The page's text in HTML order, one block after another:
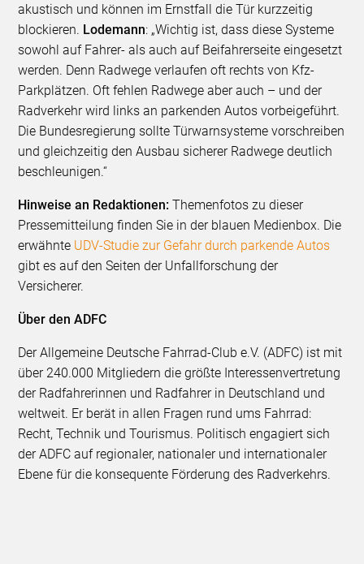
akustisch und können im Ernstfall die Tür kurzzeitig
blockieren. Lodemann: „Wichtig ist, dass diese Systeme
sowohl auf Fahrer- als auch auf Beifahrerseite eingesetzt
werden. Denn Radwege verlaufen oft rechts von Kfz-
Parkplätzen. Oft fehlen Radwege aber auch – und der
Radverkehr wird links an parkenden Autos vorbeigeführt.
Die Bundesregierung sollte Türwarnsysteme vorschreiben
und gleichzeitig den Ausbau sicherer Radwege deutlich
beschleunigen.“
Hinweise an Redaktionen:Themenfotos zu dieser
Pressemitteilung finden Sie in der blauen Medienbox. Die
erwähnte UDV-Studie zur Gefahr durch parkende Autos
gibt es auf den Seiten der Unfallforschung der
Versicherer.
Über den ADFC
Der Allgemeine Deutsche Fahrrad-Club e.V. (ADFC) ist mit
über 240.000 Mitgliedern die größte Interessenvertretung
der Radfahrerinnen und Radfahrer in Deutschland und
weltweit. Er berät in allen Fragen rund ums Fahrrad:
Recht, Technik und Tourismus. Politisch engagiert sich
der ADFC auf regionaler, nationaler und internationaler
Ebene für die konsequente Förderung des Radverkehrs.